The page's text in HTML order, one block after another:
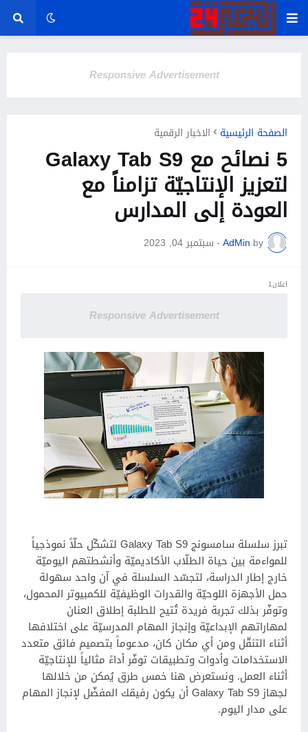
Responsive Advertisement
الصفحة الرئيسية الاخبار الرقمية
5 نصائح مع Galaxy Tab S9
لتعزيز الإنتاجيّة تزامناً مع
العودة إلى المدارس
by
AdMin
-سبتمبر 04, 2023
اعلان1
Responsive Advertisement
تبرز سلسلة سامسونج Galaxy Tab S9 لتشكّل حلّاً نموذجياً
للمواءمة بين حياة الطلّاب الأكاديميّة وأنشطتهم اليوميّة
خارج إطار الدراسة، لتجسّد السلسلة في آن واحد سهولة
حمل الأجهزة اللوحيّة والقدرات الوظيفيّة للكمبيوتر المحمول،
وتوفّر بذلك تجربة فريدة تُتيح للطلبة إطلاق العنان
لمهاراتهم الإبداعيّة وإنجاز المهام المدرسيّة على اختلافها
أثناء التنقّل ومن أي مكان كان، مدعوماً بتصميم فائق متعدد
الاستخدامات وأدوات وتطبيقات توفّر أداءً مثالياً للإنتاجيّة
أثناء العمل. ونستعرض هنا خمس طرق يُمكن من خلالها
لجهاز Galaxy Tab S9 أن يكون رفيقك المفضّل لإنجاز المهام
على مدار اليوم.